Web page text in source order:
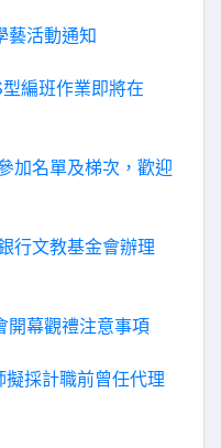
藝活動通知
編班作業即將在
加名單及梯次，歡迎
行文教基金會辦理
開幕觀禮注意事項
採計職前曾任代理